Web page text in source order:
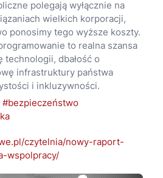
polegają wyłącznie na
wielkich korporacji,
ponosimy tego wyższe koszty.
to realna szansa
technologii, dbałość o
infrastruktury państwa
i inkluzywności.
#bezpieczeństwo
czytelnia/nowy-raport-
wspolpracy/